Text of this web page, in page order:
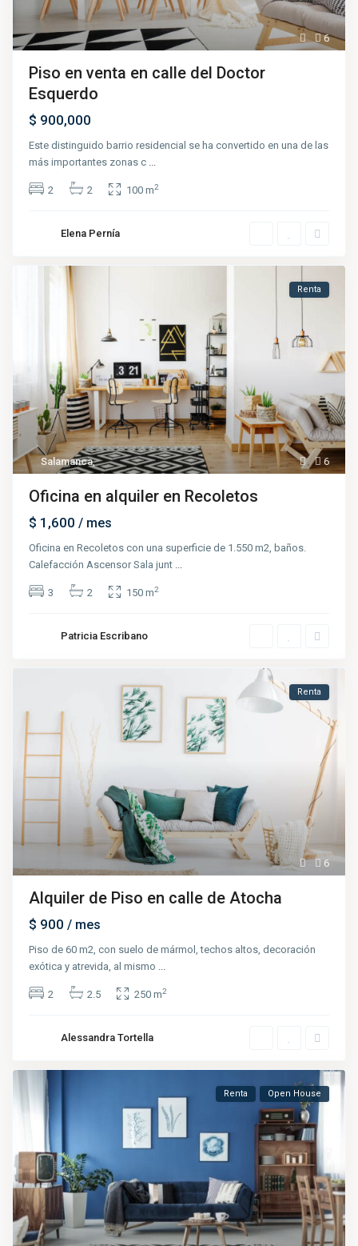
6
Piso en venta en calle del Doctor
Esquerdo
$ 900,000
Este distinguido barrio residencial se ha convertido en una de las
más importantes zonas c
2 2 100 m2
Elena Pernía
6
Salamanca,
Renta
Oficina en alquiler en Recoletos
$ 1,600/ mes
Oficina en Recoletos con una superficie de 1.550 m2, baños.
Calefacción Ascensor Sala junt
3 2 150 m2
Patricia Escribano
6
Renta
Alquiler de Piso en calle de Atocha
$ 900/ mes
Piso de 60 m2, con suelo de mármol, techos altos, decoración
exótica y atrevida, al mismo ...
2 2.5 250 m2
Alessandra Tortella
Renta Open House